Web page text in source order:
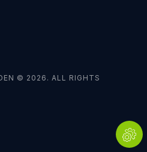
© 2026. ALL RIGHTS